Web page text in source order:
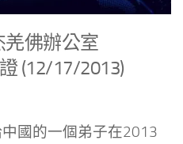
佛辦公室
(12/17/2013)
國的一個弟子在2013